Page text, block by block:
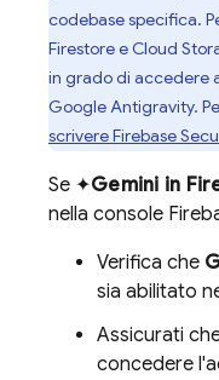
codebase specifica.
Firestoree Cloud
in grado di accedere
Google Antigravity.
scrivereFirebase
Se ✦Gemini in
nella console
Verifica che
sia abilitato
Assicurati
concedere